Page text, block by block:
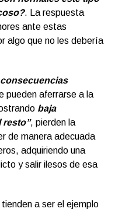
. La respuesta
ante estas
algo que no les debería
consecuencias
pueden aferrarse a la
baja
resto”, pierden la
de manera adecuada
adquiriendo una
y salir ilesos de esa
a ser el ejemplo